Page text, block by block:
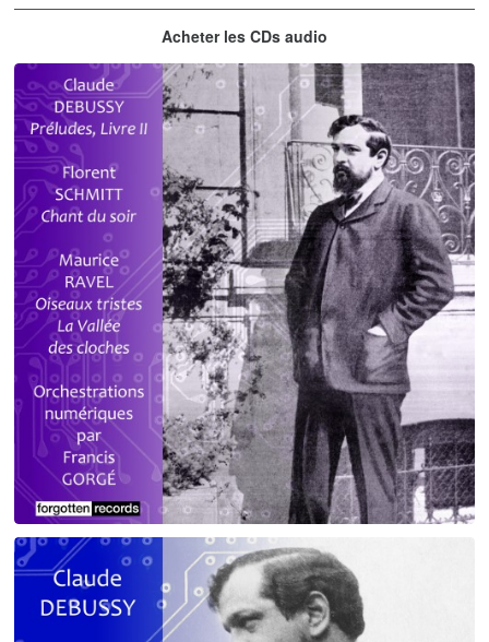
Thelonious MonkAcheter les CDs audio
Debussy - Schmitt - Ravel
orchestrations numériques par Francis Gorgé